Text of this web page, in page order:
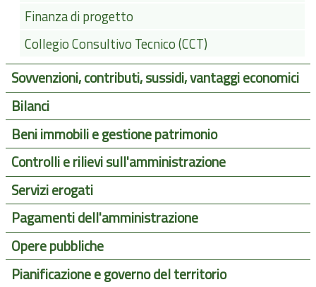
Finanza di progetto
Collegio Consultivo Tecnico (CCT)
Sovvenzioni, contributi, sussidi, vantaggi economici
Bilanci
Beni immobili e gestione patrimonio
Controlli e rilievi sull'amministrazione
Servizi erogati
Pagamenti dell'amministrazione
Opere pubbliche
Pianificazione e governo del territorio